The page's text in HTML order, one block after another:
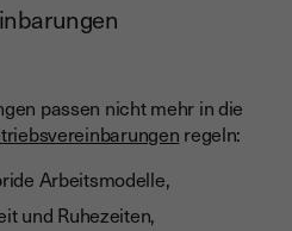
passen nicht mehr in die
regeln:
Arbeitsmodelle,
und Ruhezeiten,